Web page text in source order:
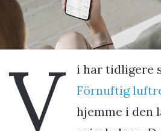
V
i har tidligere
Förnuftig
hjemme i den